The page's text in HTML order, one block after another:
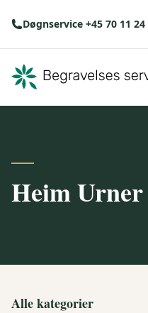
Døgnservice +45 70 11 24
Heim Urner
Alle kategorier